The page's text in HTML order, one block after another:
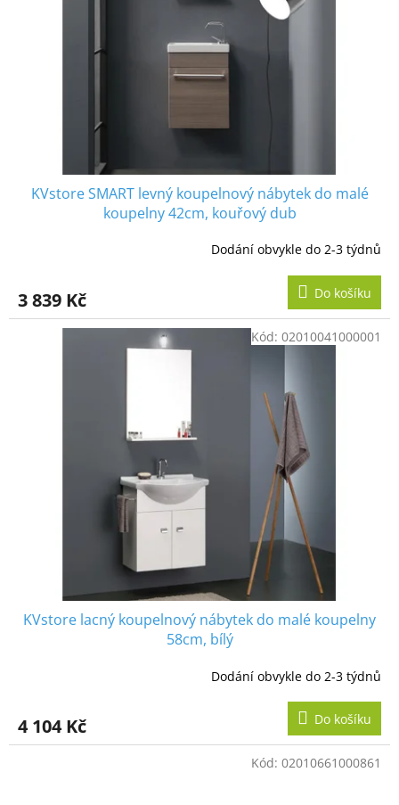
KVstore SMART levný koupelnový nábytek do malé
koupelny 42cm, kouřový dub
Dodání obvykle do 2-3 týdnů
3 839 Kč Do košíku
KVstore lacný koupelnový nábytek do malé koupelny
58cm, bílý
Dodání obvykle do 2-3 týdnů
4 104 Kč Do košíku
Kód: 02010041000001
Kód: 02010661000861